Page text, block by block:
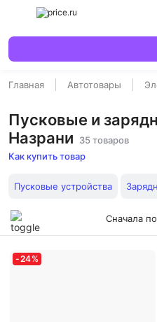
Главная Автотовары
Пусковые и
Назрани
35 товаров
Как купить товар
Пусковые устройства
Сначала
-24%